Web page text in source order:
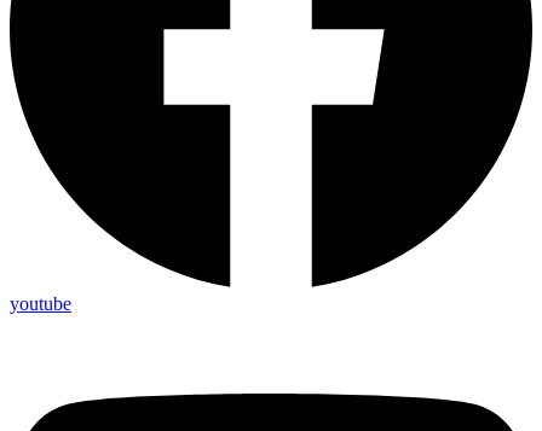
youtube